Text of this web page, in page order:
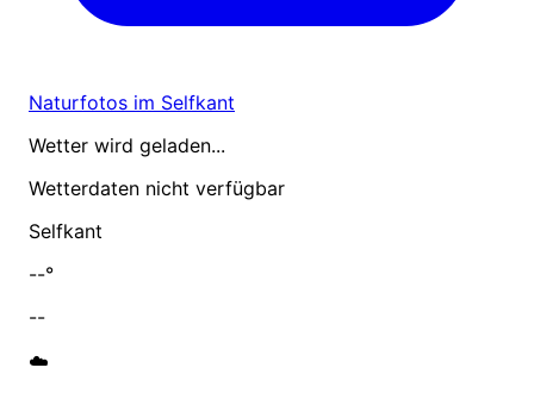
Naturfotos im Selfkant
Wetter wird geladen...
Wetterdaten nicht verfügbar
Selfkant
--°
--
☁️